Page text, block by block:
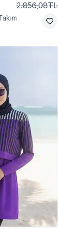
2.856,08TL